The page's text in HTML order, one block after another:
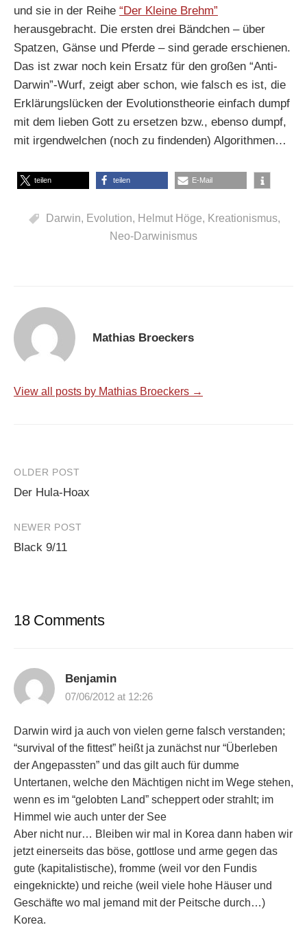
und sie in der Reihe “Der Kleine Brehm”
herausgebracht. Die ersten drei Bändchen – über
Spatzen, Gänse und Pferde – sind gerade erschienen.
Das ist zwar noch kein Ersatz für den großen “Anti-
Darwin”-Wurf, zeigt aber schon, wie falsch es ist, die
Erklärungslücken der Evolutionstheorie einfach dumpf
mit dem lieben Gott zu ersetzen bzw., ebenso dumpf,
mit irgendwelchen (noch zu findenden) Algorithmen…
teilen teilen E-Mail
Darwin, Evolution, Helmut Höge, Kreationismus,
Neo-Darwinismus
Mathias Broeckers
View all posts by Mathias Broeckers →
Post
navigation
OLDER POST
Der Hula-Hoax
NEWER POST
Black 9/11
18 Comments
Benjamin
07/06/2012 at 12:26
Darwin wird ja auch von vielen gerne falsch verstanden;
“survival of the fittest” heißt ja zunächst nur “Überleben
der Angepassten” und das gilt auch für dumme
Untertanen, welche den Mächtigen nicht im Wege stehen,
wenn es im “gelobten Land” scheppert oder strahlt; im
Himmel wie auch unter der See
Aber nicht nur… Bleiben wir mal in Korea dann haben wir
jetzt einerseits das böse, gottlose und arme gegen das
gute (kapitalistische), fromme (weil vor den Fundis
eingeknickte) und reiche (weil viele hohe Häuser und
Geschäfte wo mal jemand mit der Peitsche durch…)
Korea.